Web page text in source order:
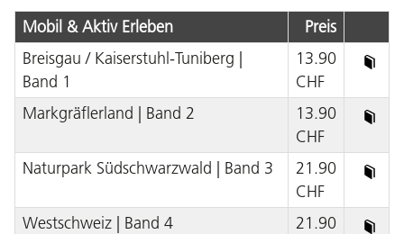
Mobil & Aktiv Erleben
Preis
Breisgau / Kaiserstuhl-Tuniberg |
Band 1
13.90
CHF
Markgräflerland | Band 2
13.90
CHF
Naturpark Südschwarzwald | Band 3
21.90
CHF
Westschweiz | Band 4
21.90